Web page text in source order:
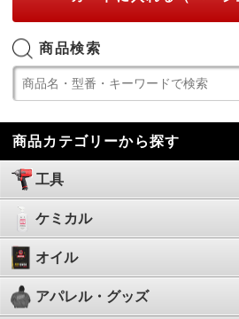
商品検索
商品カテゴリーから探す
工具
ケミカル
オイル
アパレル・グッズ